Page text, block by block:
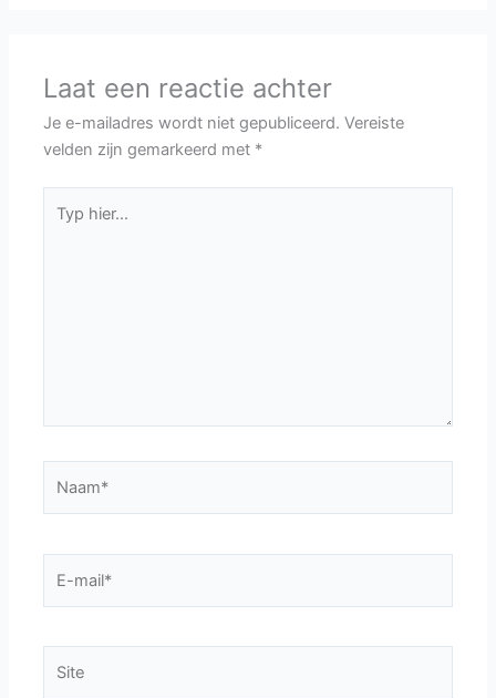
Laat een reactie achter
Je e-mailadres wordt niet gepubliceerd. Vereiste
velden zijn gemarkeerd met *
hier...
mail*